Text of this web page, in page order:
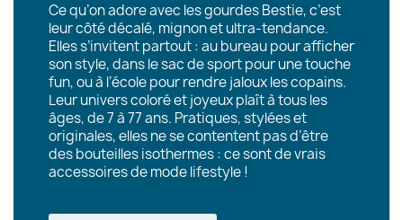
Ce qu’on adore avec les gourdes Bestie, c’est
leur côté décalé, mignon et ultra-tendance.
Elles s’invitent partout : au bureau pour afficher
son style, dans le sac de sport pour une touche
fun, ou à l’école pour rendre jaloux les copains.
Leur univers coloré et joyeux plaît à tous les
âges, de 7 à 77 ans. Pratiques, stylées et
originales, elles ne se contentent pas d’être
des bouteilles isothermes : ce sont de vrais
accessoires de mode lifestyle !